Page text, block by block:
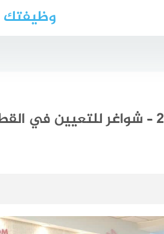
وظيفتك
وظائف المستشفى الإسلامي 2026 – شواغر